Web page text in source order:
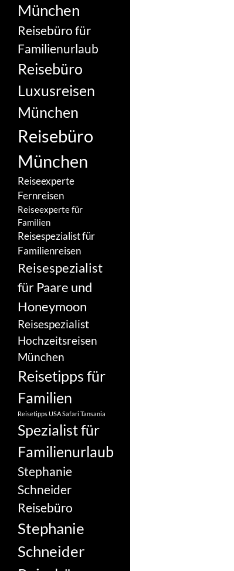
München
Reisebüro für
Familienurlaub
Reisebüro
Luxusreisen
München
Reisebüro
München
Reiseexperte
Fernreisen
Reiseexperte für
Familien
Reisespezialist für
Familienreisen
Reisespezialist
für Paare und
Honeymoon
Reisespezialist
Hochzeitsreisen
München
Reisetipps für
Familien
Reisetipps USASafari Tansania
Spezialist für
Familienurlaub
Stephanie
Schneider
Reisebüro
Stephanie
Schneider